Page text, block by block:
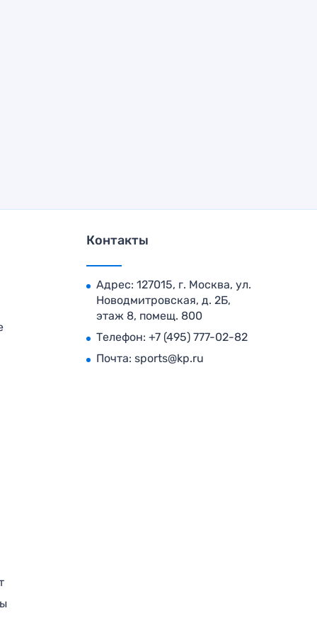
Контакты
Адрес: 127015, г. Москва, ул.
Новодмитровская, д. 2Б,
этаж 8, помещ. 800
Телефон: +7 (495) 777-02-82
Почта: sports@kp.ru